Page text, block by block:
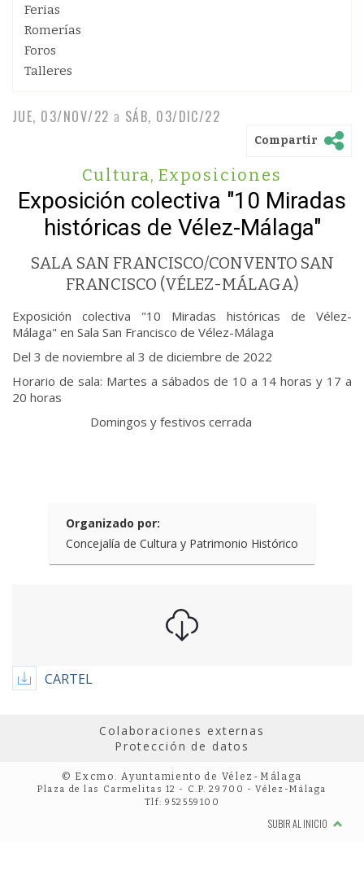
Ferias
Romerías
Foros
Talleres
JUE, 03/NOV/22 a SÁB, 03/DIC/22
Compartir
Cultura, Exposiciones
Exposición colectiva "10 Miradas
históricas de Vélez-Málaga"
SALA SAN FRANCISCO/CONVENTO SAN
FRANCISCO (VÉLEZ-MÁLAGA)
Exposición colectiva "10 Miradas históricas de Vélez-
Málaga" en Sala San Francisco de Vélez-Málaga
Del 3 de noviembre al 3 de diciembre de 2022
Horario de sala: Martes a sábados de 10 a 14 horas y 17 a
20 horas
Domingos y festivos cerrada
Organizado por:
Concejalía de Cultura y Patrimonio Histórico
CARTEL
Colaboraciones externas
Protección de datos
© Excmo. Ayuntamiento de Vélez-Málaga
Plaza de las Carmelitas 12 - C.P. 29700 - Vélez-Málaga
Tlf: 952559100
SUBIR AL INICIO